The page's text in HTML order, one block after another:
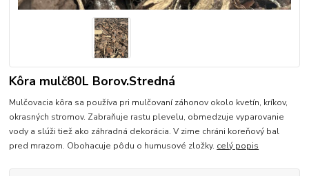
Kôra mulč80L Borov.Stredná
Mulčovacia kôra sa používa pri mulčovaní záhonov okolo kvetín, kríkov,
okrasných stromov. Zabraňuje rastu plevelu, obmedzuje vyparovanie
vody a slúži tiež ako záhradná dekorácia. V zime chráni koreňový bal
pred mrazom. Obohacuje pôdu o humusové zložky. celý popis